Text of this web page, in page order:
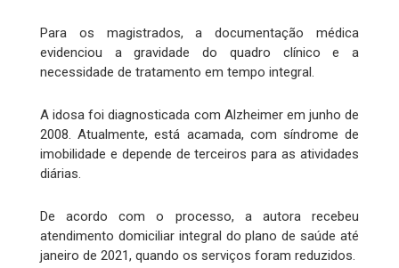
Para os magistrados, a documentação médica
evidenciou a gravidade do quadro clínico e a
necessidade de tratamento em tempo integral.
A idosa foi diagnosticada com Alzheimer em junho de
2008. Atualmente, está acamada, com síndrome de
imobilidade e depende de terceiros para as atividades
diárias.
De acordo com o processo, a autora recebeu
atendimento domiciliar integral do plano de saúde até
janeiro de 2021, quando os serviços foram reduzidos.